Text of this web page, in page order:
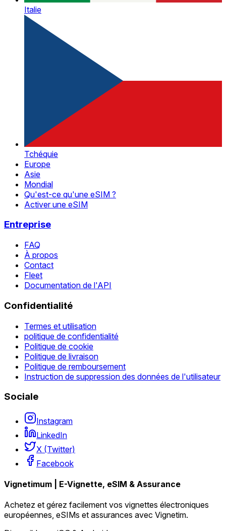
Italie
Tchéquie
Europe
Asie
Mondial
Qu'est-ce qu'une eSIM ?
Activer une eSIM
Entreprise
FAQ
À propos
Contact
Fleet
Documentation de l'API
Confidentialité
Termes et utilisation
politique de confidentialité
Politique de cookie
Politique de livraison
Politique de remboursement
Instruction de suppression des données de l'utilisateur
Sociale
Instagram
LinkedIn
X (Twitter)
Facebook
Vignetimum | E-Vignette, eSIM & Assurance
Achetez et gérez facilement vos vignettes électroniques
européennes, eSIMs et assurances avec Vignetim.